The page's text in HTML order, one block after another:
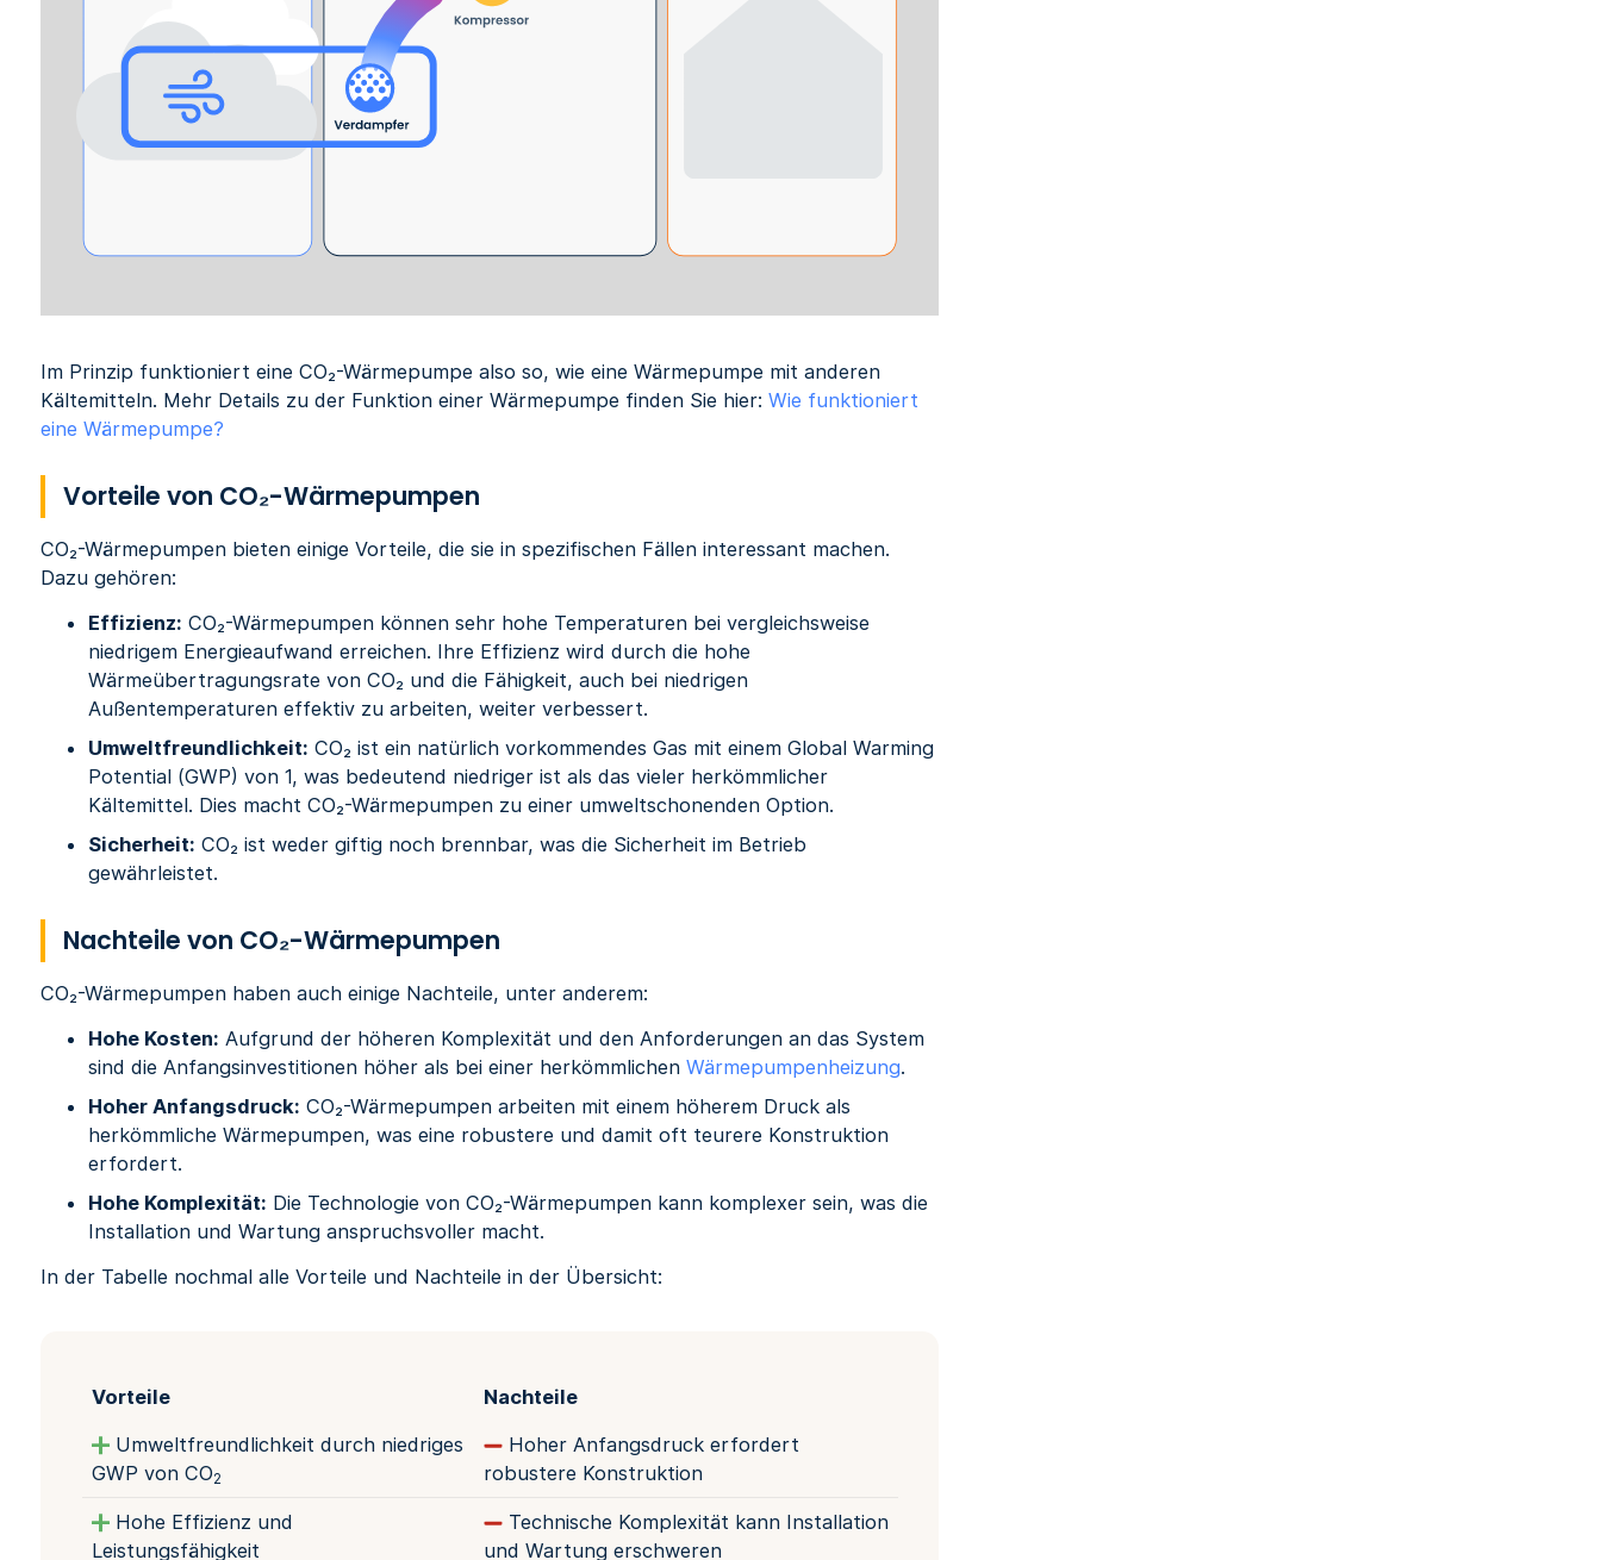
Im Prinzip funktioniert eine CO₂-Wärmepumpe also so, wie eine Wärmepumpe mit anderen
Kältemitteln. Mehr Details zu der Funktion einer Wärmepumpe finden Sie hier:Wie funktioniert
eine Wärmepumpe?
Vorteile von CO₂-Wärmepumpen
CO₂-Wärmepumpen bieten einige Vorteile, die sie in spezifischen Fällen interessant machen.
Dazu gehören:
Effizienz: CO₂-Wärmepumpen können sehr hohe Temperaturen bei vergleichsweise
niedrigem Energieaufwand erreichen. Ihre Effizienz wird durch die hohe
Wärmeübertragungsrate von CO₂ und die Fähigkeit, auch bei niedrigen
Außentemperaturen effektiv zu arbeiten, weiter verbessert.
Umweltfreundlichkeit: CO₂ ist ein natürlich vorkommendes Gas mit einem Global Warming
Potential (GWP) von 1, was bedeutend niedriger ist als das vieler herkömmlicher
Kältemittel. Dies macht CO₂-Wärmepumpen zu einer umweltschonenden Option.
Sicherheit: CO₂ ist weder giftig noch brennbar, was die Sicherheit im Betrieb
gewährleistet.
Nachteile von CO₂-Wärmepumpen
CO₂-Wärmepumpen haben auch einige Nachteile, unter anderem:
Hohe Kosten: Aufgrund der höheren Komplexität und den Anforderungen an das System
sind die Anfangsinvestitionen höher als bei einer herkömmlichenWärmepumpenheizung.
Hoher Anfangsdruck: CO₂-Wärmepumpen arbeiten mit einem höherem Druck als
herkömmliche Wärmepumpen, was eine robustere und damit oft teurere Konstruktion
erfordert.
Hohe Komplexität: Die Technologie von CO₂-Wärmepumpen kann komplexer sein, was die
Installation und Wartung anspruchsvoller macht.
In der Tabelle nochmal alle Vorteile und Nachteile in der Übersicht:
Vorteile
Nachteile
Umweltfreundlichkeit durch niedriges
GWP von CO2
Hoher Anfangsdruck erfordert
robustere Konstruktion
Hohe Effizienz und
Leistungsfähigkeit
Technische Komplexität kann Installation
und Wartung erschweren